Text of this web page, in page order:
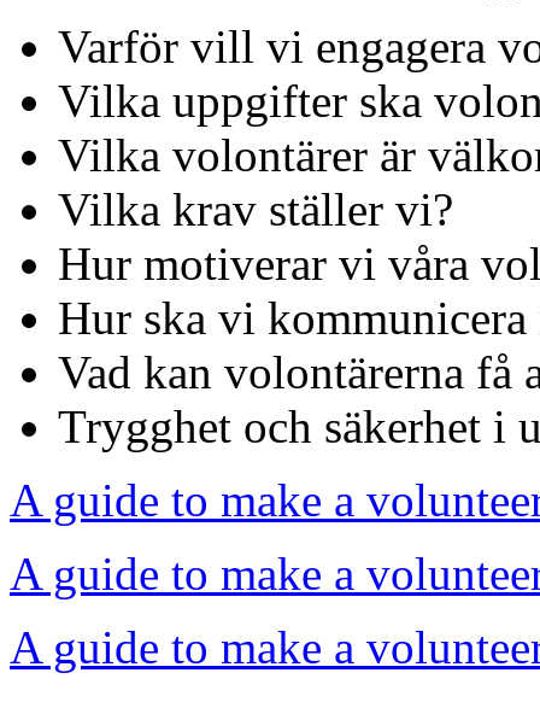
Varför vill vi engagera
Vilka uppgifter ska
Vilka volontärer är
Vilka krav ställer vi?
Hur motiverar vi våra
Hur ska vi
Vad kan volontärerna få
Trygghet och säkerhet i
A guide to make a
A guide to make a
A guide to make a